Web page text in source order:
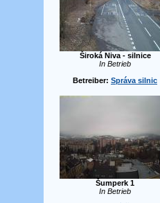
Široká Niva - silnice
In Betrieb
Betreiber: Správa silnic
Šumperk 1
In Betrieb